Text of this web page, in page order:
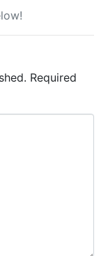
Required